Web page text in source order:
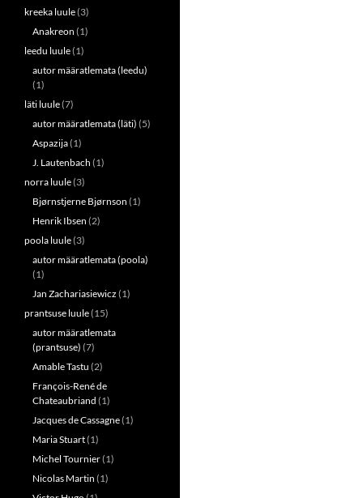
kreeka luule(3)
Anakreon (1)
leedu luule(1)
autor määratlemata (leedu)
(1)
läti luule(7)
autor määratlemata (läti) (5)
Aspazija(1)
J. Lautenbach (1)
norra luule(3)
Bjørnstjerne Bjørnson (1)
Henrik Ibsen (2)
poola luule(3)
autor määratlemata (poola)
(1)
Jan Zachariasiewicz (1)
prantsuse luule(15)
autor määratlemata
(prantsuse) (7)
Amable Tastu (2)
François-René de
Chateaubriand (1)
Jacques de Cassagne(1)
Maria Stuart(1)
Michel Tournier(1)
Nicolas Martin (1)